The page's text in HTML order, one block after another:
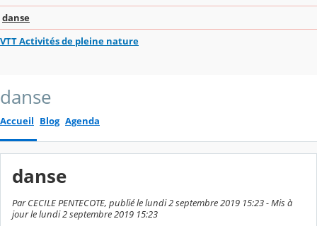
danse
VTT Activités de pleine nature
danse
Accueil Blog Agenda
danse
Par CECILE PENTECOTE, publié le lundi 2 septembre 2019 15:23 - Mis à
jour le lundi 2 septembre 2019 15:23